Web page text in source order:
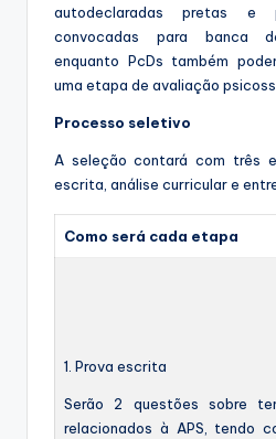
autodeclaradas pretas e
convocadas para banca
enquanto PcDs também
uma etapa de avaliação
Processo seletivo
A seleção contará com três
escrita, análise curricular e
Como será cada etapa
1. Prova escrita
Serão 2 questões sobre
relacionados à APS, tendo